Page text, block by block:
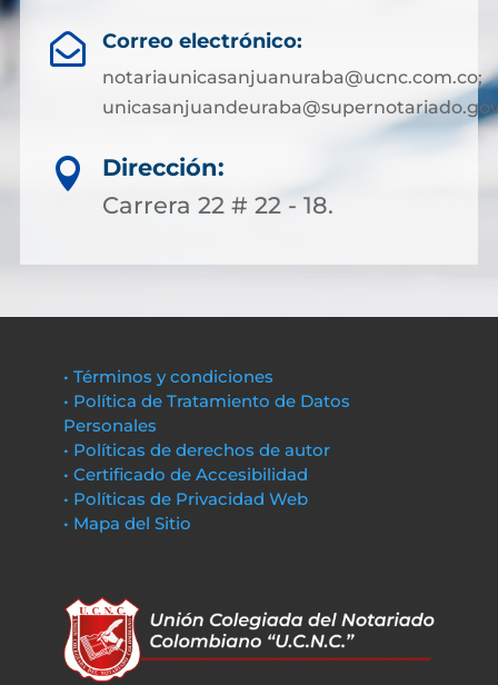
 Correo electrónico:
notariaunicasanjuanuraba@ucnc.com.co;

Dirección:
Carrera 22 # 22 - 18.
• Términos y condiciones
• Política de Tratamiento de Datos
Personales
• Políticas de derechos de autor
• Certificado de Accesibilidad
• Políticas de Privacidad Web
• Mapa del Sitio